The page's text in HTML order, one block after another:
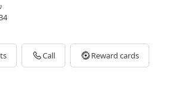
Call Reward cards